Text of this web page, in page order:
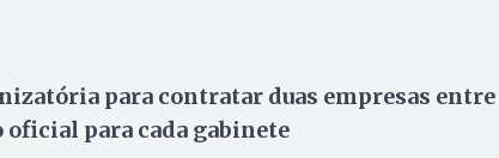
para contratar duas empresas entre
para cada gabinete